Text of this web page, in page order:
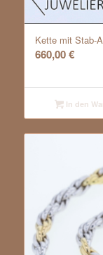
Kette mit Stab-
660,00€
In den